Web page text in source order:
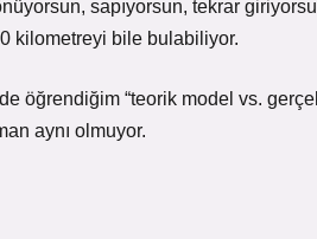
sapıyorsun, tekrar
kilometreyi bile bulabiliyor.
öğrendiğim “teorik model vs. gerçek
aynı olmuyor.